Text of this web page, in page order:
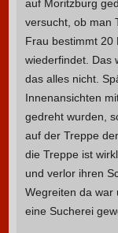
auf Moritzburg
versucht, ob man
Frau bestimmt 20
wiederfindet. Das
das alles nicht.
Innenansichten
gedreht wurden,
auf der Treppe
die Treppe ist
und verlor ihren
Wegreiten da war
eine Sucherei